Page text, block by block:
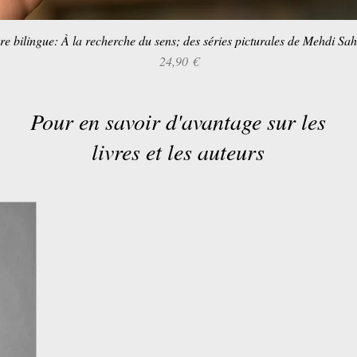
Aperçu rapide
bilingue: À la recherche du sens; des séries picturales de Mehdi
Prix
24,90 €
Pour en savoir d'avantage sur les
livres et les auteurs